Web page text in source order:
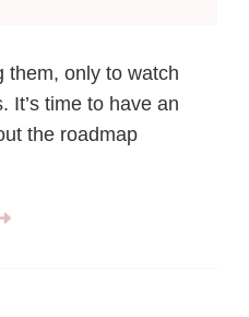
them, only to watch
It’s time to have an
the roadmap